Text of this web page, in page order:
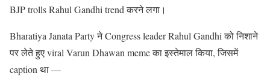
BJP trolls Rahul Gandhi trend करने लगा।
Bharatiya Janata Party ने Congress leader Rahul Gandhi को निशाने
पर लेते हुए viral Varun Dhawan meme का इस्तेमाल किया, जिसमें
caption था —